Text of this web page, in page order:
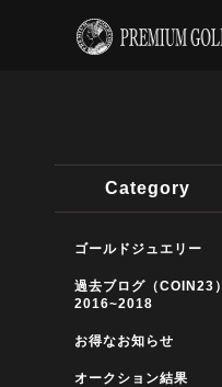
Category
ゴールドジュエリー
過去ブログ（COIN23）
2016~2018
お得なお知らせ
オークション結果